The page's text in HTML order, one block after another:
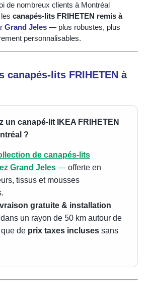
de nombreux clients à Montréal
canapés-lits FRIHETEN remis à
Grand Jeles — plus robustes, plus
personnalisables.
canapés-lits FRIHETEN à
un canapé-lit IKEA FRIHETEN
?
de canapés-lits
Grand Jeles — offerte en
tissus et mousses
gratuite & installation
dans un rayon de 50 km autour de
de prix taxes incluses sans